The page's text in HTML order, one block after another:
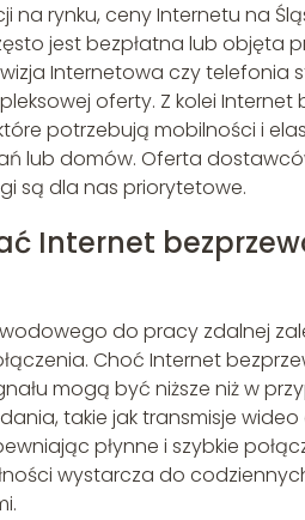
na rynku, ceny Internetu na
jest bezpłatna lub objęta
Internetowa czy telefonia
oferty. Z kolei
potrzebują mobilności i
lub domów. Oferta
są dla nas priorytetowe.
Internet
do pracy zdalnej
Choć Internet
mogą być niższe niż w
takie jak transmisje
płynne i szybkie
wystarcza do